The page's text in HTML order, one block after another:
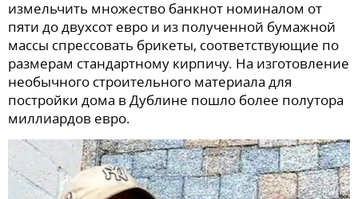
измельчить множество банкнот номиналом от
пяти до двухсот евро и из полученной бумажной
массы спрессовать брикеты, соответствующие по
размерам стандартному кирпичу. На изготовление
необычного строительного материала для
постройки дома в Дублине пошло более полутора
миллиардов евро.